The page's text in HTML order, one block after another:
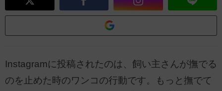
Instagramに投稿されたのは、飼い主さんが撫でる
のを止めた時のワンコの行動です。もっと撫でて